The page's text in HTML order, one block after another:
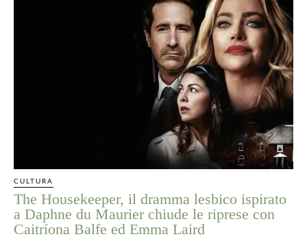
CULTURA
The Housekeeper, il dramma lesbico ispirato
a Daphne du Maurier chiude le riprese con
Caitríona Balfe ed Emma Laird